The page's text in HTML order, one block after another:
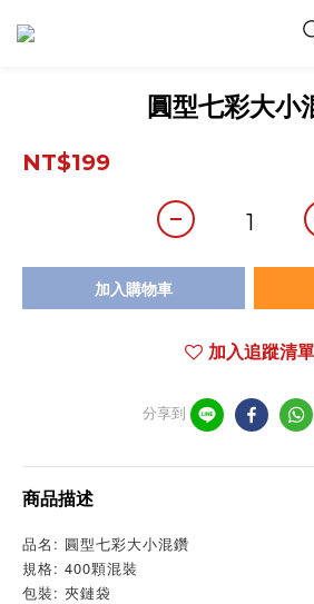
圓型七彩大小
NT$199
加入購物車
加入追蹤清單
分享到
商品描述
品名: 圓型七彩大小混鑽
規格: 400顆混裝
包裝: 夾鏈袋